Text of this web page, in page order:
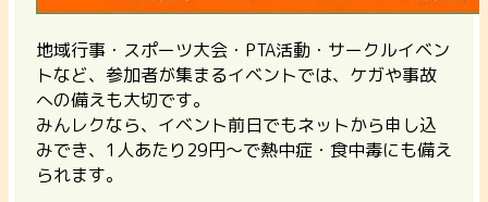
地域行事・スポーツ大会・PTA活動・サークルイベン
トなど、参加者が集まるイベントでは、ケガや事故
への備えも大切です。
みんレクなら、イベント前日でもネットから申し込
みでき、1人あたり29円〜で熱中症・食中毒にも備え
られます。